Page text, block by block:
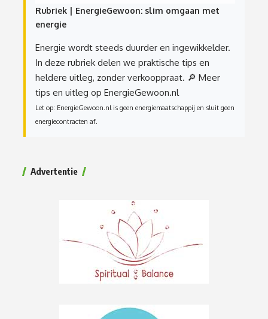
Rubriek | EnergieGewoon: slim omgaan met
energie
Energie wordt steeds duurder en ingewikkelder.
In deze rubriek delen we praktische tips en
heldere uitleg, zonder verkooppraat. 🔎 Meer
tips en uitleg op EnergieGewoon.nl
Let op: EnergieGewoon.nl is geen energiemaatschappij en sluit geen
energiecontracten af.
Advertentie